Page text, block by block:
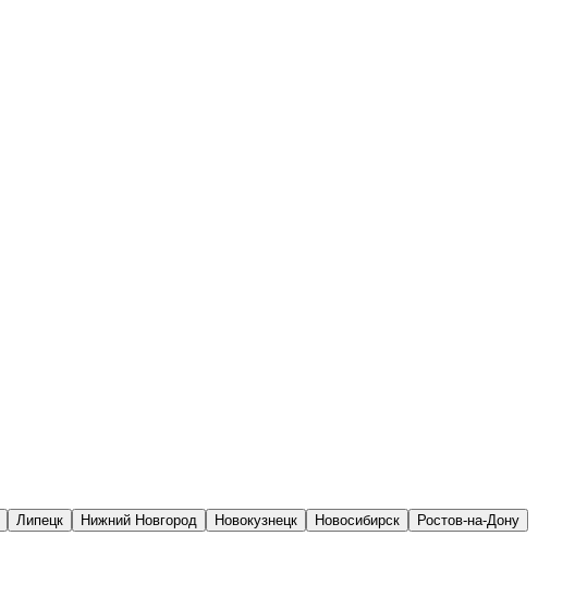
Липецк Нижний Новгород Новокузнецк Новосибирск
Ростов-на-Дону